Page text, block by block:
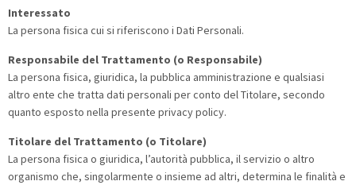
Interessato
La persona fisica cui si riferiscono i Dati Personali.
Responsabile del Trattamento (o Responsabile)
La persona fisica, giuridica, la pubblica amministrazione e qualsiasi
altro ente che tratta dati personali per conto del Titolare, secondo
quanto esposto nella presente privacy policy.
Titolare del Trattamento (o Titolare)
La persona fisica o giuridica, l’autorità pubblica, il servizio o altro
organismo che, singolarmente o insieme ad altri, determina le finalità e